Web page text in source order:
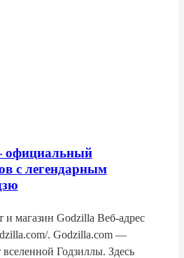
официальный
с легендарным
магазин Godzilla Веб-адрес
. Godzilla.com —
Годзиллы. Здесь